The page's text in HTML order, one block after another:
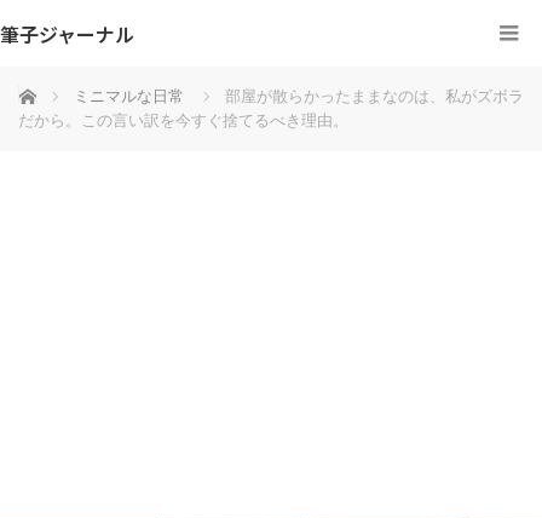
筆子ジャーナル
ホーム ミニマルな日常
部屋が散らかったままなのは、私がズボラ
だから。この言い訳を今すぐ捨てるべき理由。